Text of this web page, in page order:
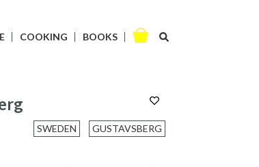
COOKING BOOKS
SWEDEN GUSTAVSBERG